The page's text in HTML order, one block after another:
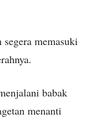
memasuki
babak
menanti